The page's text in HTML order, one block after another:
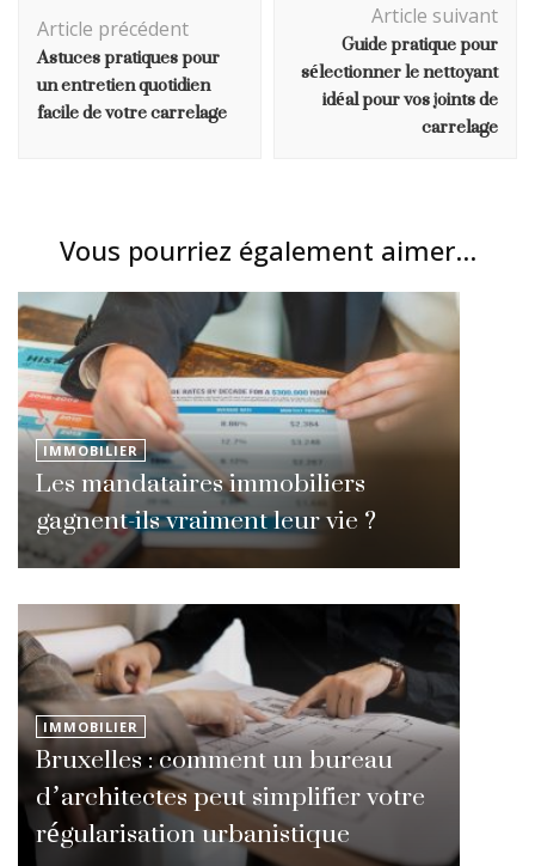
d'article
Article précédent
Astuces pratiques pour
un entretien quotidien
facile de votre carrelage
Article suivant
Guide pratique pour
sélectionner le nettoyant
idéal pour vos joints de
carrelage
Vous pourriez également aimer...
IMMOBILIER
Les mandataires immobiliers
gagnent-ils vraiment leur vie ?
IMMOBILIER
Bruxelles : comment un bureau
d’architectes peut simplifier votre
régularisation urbanistique